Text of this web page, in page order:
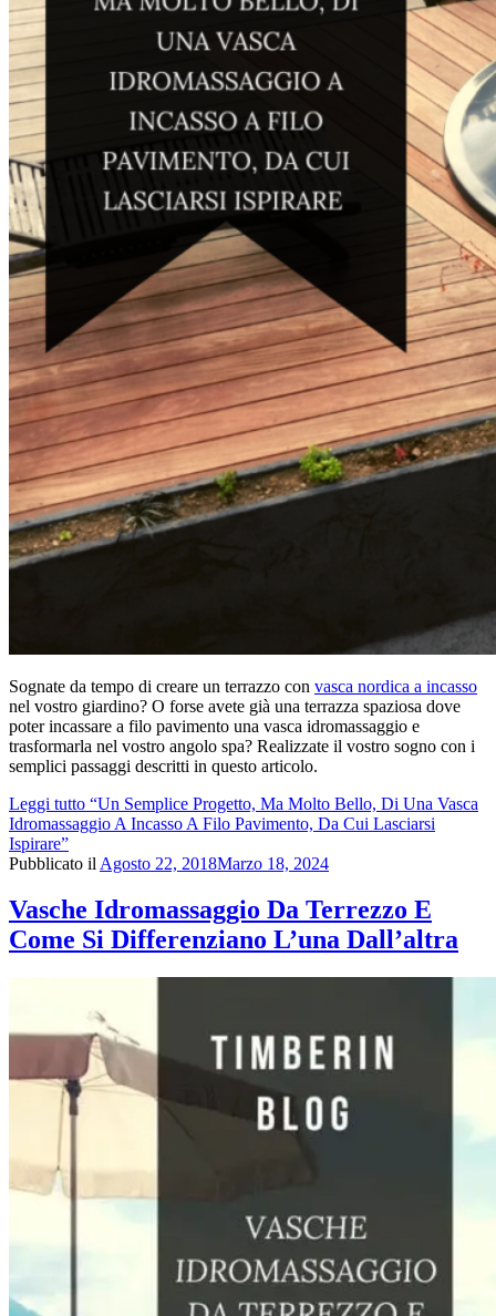
Sognate da tempo di creare un terrazzo con vasca nordica a incasso
nel vostro giardino? O forse avete già una terrazza spaziosa dove
poter incassare a filo pavimento una vasca idromassaggio e
trasformarla nel vostro angolo spa? Realizzate il vostro sogno con i
semplici passaggi descritti in questo articolo.
Leggi tutto “Un Semplice Progetto, Ma Molto Bello, Di Una Vasca
Idromassaggio A Incasso A Filo Pavimento, Da Cui Lasciarsi
Ispirare”
Pubblicato il Agosto 22, 2018Marzo 18, 2024
Vasche Idromassaggio Da Terrezzo E
Come Si Differenziano L’una Dall’altra